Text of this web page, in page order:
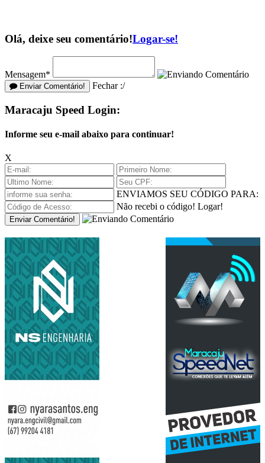
Olá, deixe seu comentário!Logar-se!
Mensagem*
Enviar Comentário! Fechar :/
Maracaju Speed Login:
Informe seu e-mail abaixo para continuar!
X
ENVIAMOS SEU CÓDIGO PARA:
Não recebi o código! Logar!
Enviar Comentário!